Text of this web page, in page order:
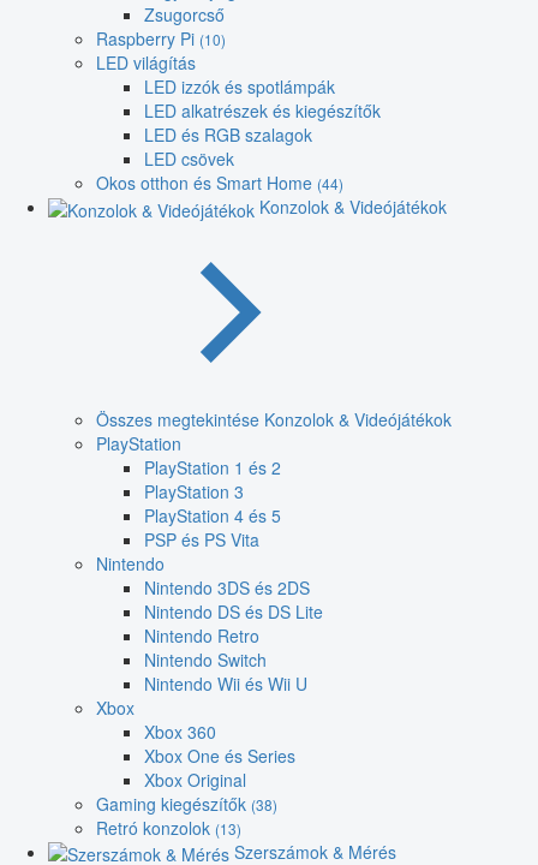
Zsugorcső
Raspberry Pi (10)
LED világítás
LED izzók és spotlámpák
LED alkatrészek és kiegészítők
LED és RGB szalagok
LED csövek
Okos otthon és Smart Home (44)
Konzolok & Videójátékok
Összes megtekintése Konzolok & Videójátékok
PlayStation
PlayStation 1 és 2
PlayStation 3
PlayStation 4 és 5
PSP és PS Vita
Nintendo
Nintendo 3DS és 2DS
Nintendo DS és DS Lite
Nintendo Retro
Nintendo Switch
Nintendo Wii és Wii U
Xbox
Xbox 360
Xbox One és Series
Xbox Original
Gaming kiegészítők (38)
Retró konzolok (13)
Szerszámok & Mérés